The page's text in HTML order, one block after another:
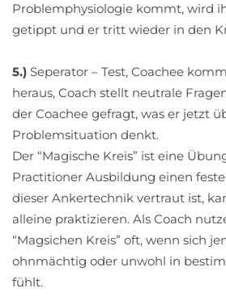
Problemphysiologie kommt, wird
getippt und er tritt wieder in den
5.) Seperator – Test, Coachee
heraus, Coach stellt neutrale
der Coachee gefragt, was er jetzt
Problemsituation denkt.
Der “Magische Kreis” ist eine
Practitioner Ausbildung einen
dieser Ankertechnik vertraut ist,
alleine praktizieren. Als Coach
“Magsichen Kreis” oft, wenn sich
ohnmächtig oder unwohl in
fühlt.